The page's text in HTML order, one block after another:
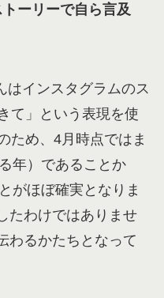
ーリーで自ら言及
はインスタグラムのス
て」という表現を使
ため、4月時点ではま
年）であることか
がほぼ確実となりま
たわけではありませ
わるかたちとなって